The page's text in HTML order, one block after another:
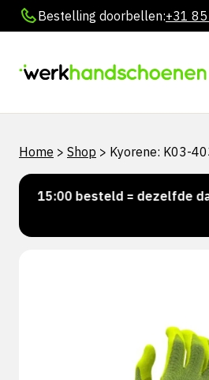
Bestelling doorbellen:+31
Home > Shop > Kyorene: K03-
15:00 besteld = dezelfde dag